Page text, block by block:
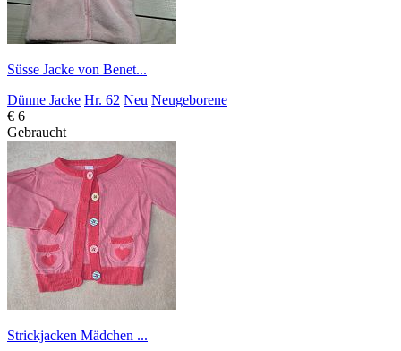
Süsse Jacke von Benet...
Dünne Jacke Hr. 62 Neu Neugeborene
€ 6
Gebraucht
Strickjacken Mädchen ...